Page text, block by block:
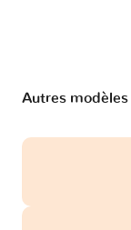
Autres modèles